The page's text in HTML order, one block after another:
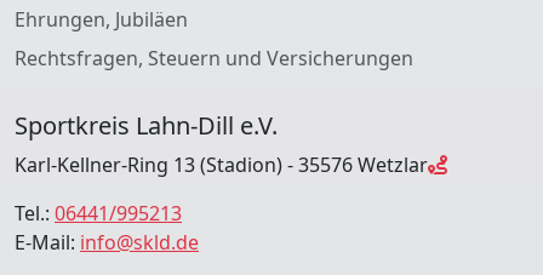
Ehrungen, Jubiläen
Rechtsfragen, Steuern und Versicherungen
Sportkreis Lahn-Dill e.V.
Karl-Kellner-Ring 13 (Stadion) - 35576 Wetzlar
Tel.: 06441/995213
E-Mail: info@skld.de